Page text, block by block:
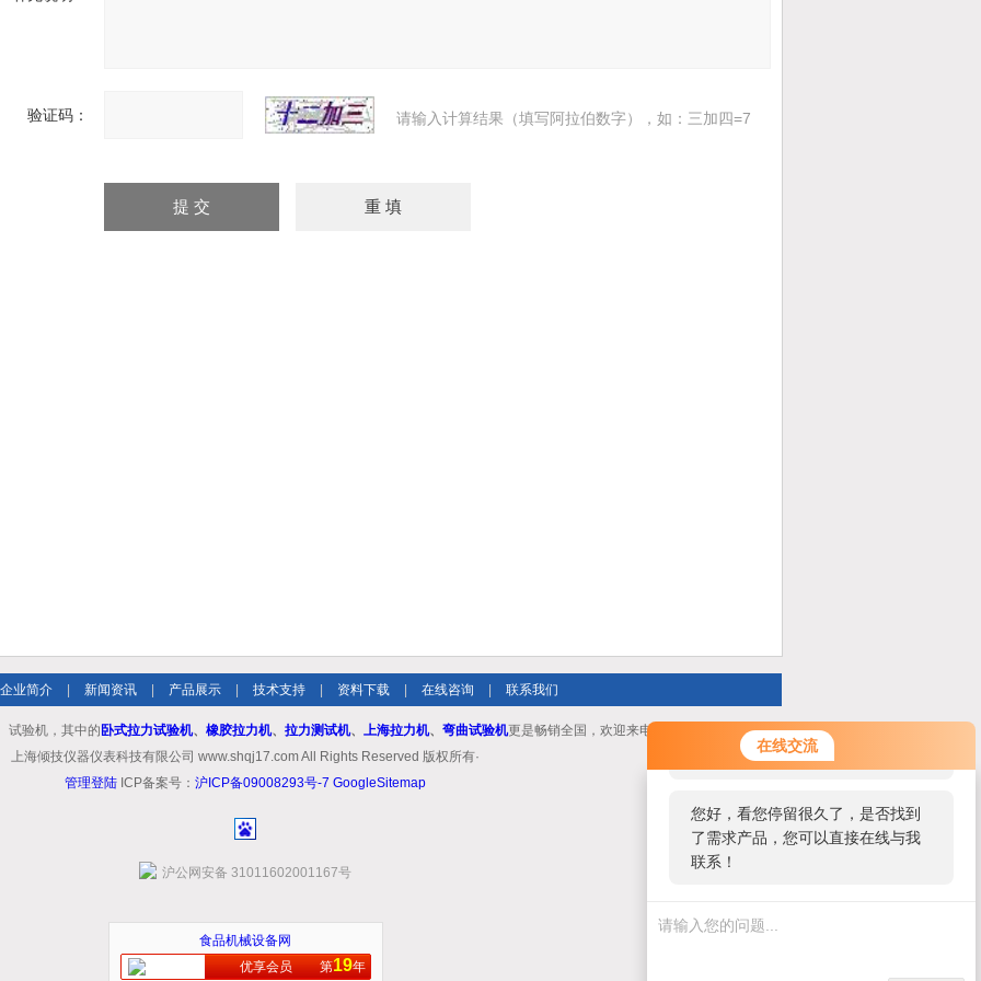
在线交流
您好！欢迎前来咨询，很高兴为您
服务，请问您要咨询什么问题呢？
您好，看您停留很久了，是否找到
了需求产品，您可以直接在线与我
联系！
验证码： 请输入计算结果（填写阿拉伯数字），如：三加四=7
企业简介 新闻资讯 产品展示 技术支持 资料下载 在线咨询 联系我们
试验机，其中的 卧式拉力试验机、 橡胶拉力机、 拉力测试机、 上海拉力机、 弯曲试验机更是畅销全国，欢迎来电咨询！
上海倾技仪器仪表科技有限公司 www.shqj17.com All Rights Reserved 版权所有·
管理登陆 ICP备案号： 沪ICP备09008293号-7 GoogleSitemap
沪公网安备 31011602001167号
食品机械设备网
优享会员
第19年